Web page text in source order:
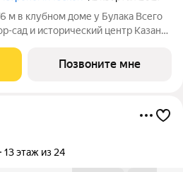
м в клубном доме у Булака Всего
сад и исторический центр Казани
и качество каждой
Позвоните мне
13 этаж из 24